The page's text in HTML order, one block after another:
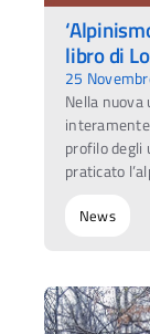
libro di
25
Nella nuova
profilo degli
praticato
News